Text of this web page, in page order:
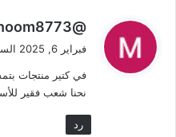
ي
ل
@mohamadghanoom8773
فبراير 6, 2025 الساعة 12:15 ص
في كتير منتجات
نحنا شعب فقير
رد